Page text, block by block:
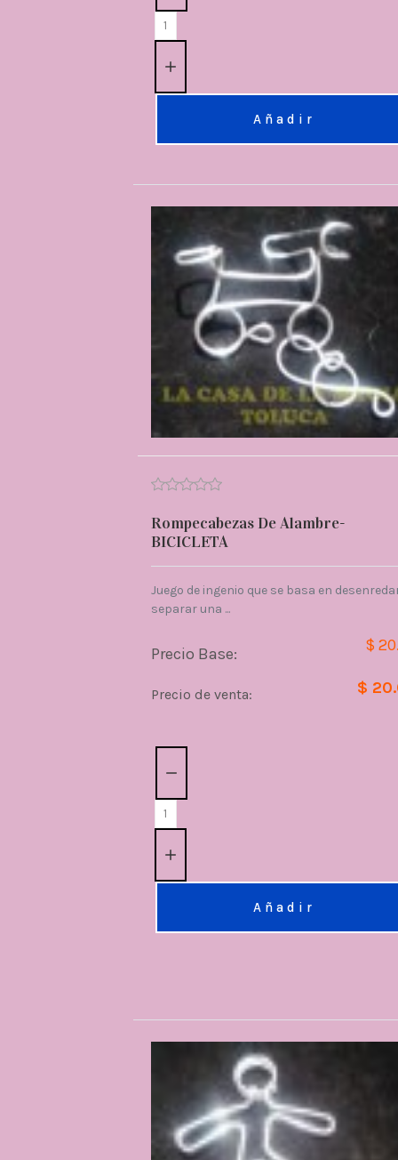
Añadir
Rompecabezas De Alambre-
BICICLETA
Juego de ingenio que se basa en
separar una ...
Precio Base: $
Precio de venta: $
Añadir